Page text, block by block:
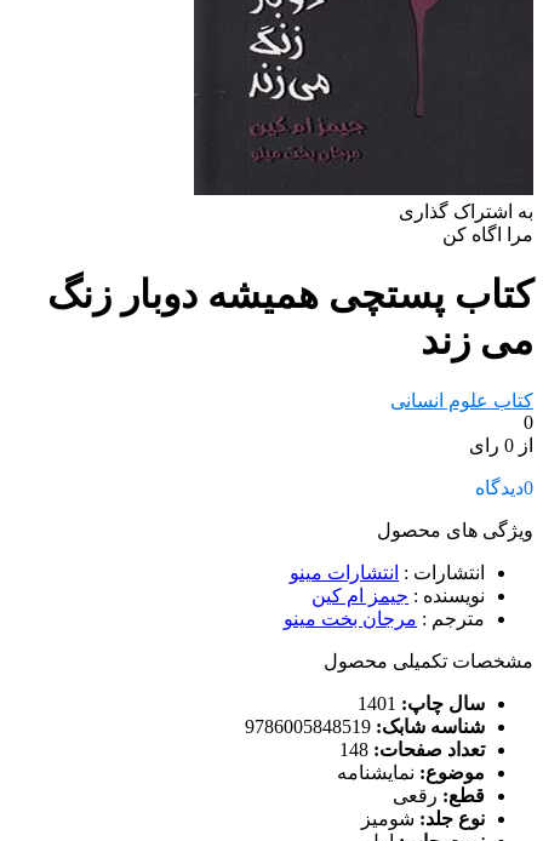
به اشتراک گذاری
مرا اگاه کن
کتاب پستچی همیشه دوبار زنگ
می زند
کتاب علوم انسانی
0
از 0 رای
0دیدگاه
ویژگی های محصول
انتشارات : انتشارات مینو
نویسنده : جیمز ام کین
مترجم : مرجان بخت مینو
مشخصات تکمیلی محصول
سال چاپ:
شناسه شابک:
تعداد صفحات:
موضوع: نمایشنامه
قطع: رقعی
نوع جلد: شومیز